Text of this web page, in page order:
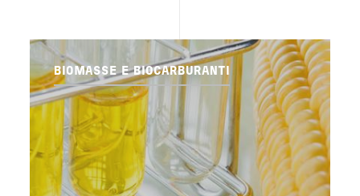
BIOMASSE E BIOCARBURANTI